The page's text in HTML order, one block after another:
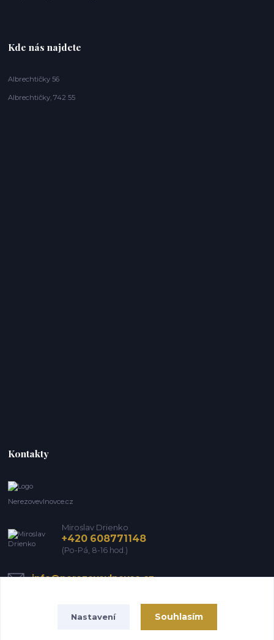
Kde nás najdete
Albrechtičky 56
Albrechtičky, 742 55
Kontakty
Nerezovevlnovce.cz
Miroslav Drienko
+420 608771148
(Po-Pá, 8-16 hod.)
info@nerezovevlnovce.cz
Nastavení Souhlasím